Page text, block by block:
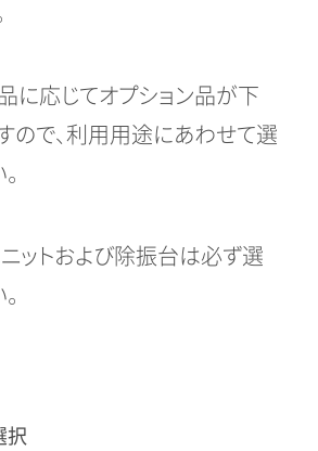
応じてオプション品が下
ので、利用用途にあわせて選
ットおよび除振台は必ず選
択